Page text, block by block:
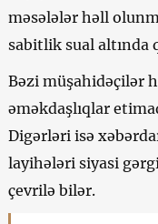
məsələlər həll
sabitlik sual altında
Bəzi müşahidəçilər
əməkdaşlıqlar
Digərləri isə
layihələri siyasi
çevrilə bilər.